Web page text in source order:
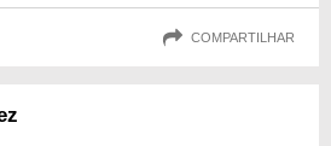
COMPARTILHAR